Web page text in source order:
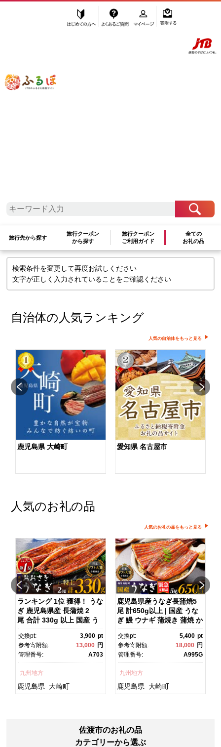
ふるぽ JTBのふるさと納税サイト
旅行先から探す
旅行クーポン
から探す
旅行クーポン
ご利用ガイド
全ての
お礼の品
検索条件に一致するお礼の品はありま
せん
検索条件を変更して再度お試しください
文字が正しく入力されていることをご確認ください
自治体の人気ランキング
人気の自治体をもっと見る
鹿児島県 大崎町 愛知県 名古屋市
人気のお礼の品
人気のお礼の品をもっと見る
ランキング 1位 獲得！ うな
ぎ 鹿児島県産 長蒲焼 2
尾 合計 330g 以上 国産 う
なぎ 鰻 ウナギ 蒲焼き 蒲
焼 かばやき 魚 魚介 魚貝 海
鮮 うな重 ひつまぶし 蒲
焼 訳あり ギフト 人気 おす
半島 A703
交換pt: 3,900 pt
参考寄附額:
13,000 円
管理番号:
A703
九州地方
鹿児島県 大崎町
鹿児島県産うなぎ長蒲焼5
尾 計650g以上 | 国産 うな
ぎ 鰻 ウナギ 蒲焼き 蒲焼 か
ばやき unagi うなぎ蒲
焼 土用丑の日 土用の丑の
日 丑の日 魚 魚介 魚貝 海
鮮 うな重 蒲焼 訳あり ギフ
県 大崎町 大隅半
島 A995G 【会員限定のお
礼の品】【うなぎ蒲焼 国
交換pt: 5,400 pt
参考寄附額:
18,000 円
管理番号:
A995G
九州地方
鹿児島県 大崎町
佐渡市のお礼の品
カテゴリーから選ぶ